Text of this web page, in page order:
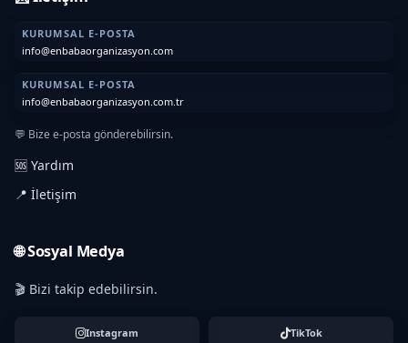
KURUMSAL E-POSTA
info@enbabaorganizasyon.com
KURUMSAL E-POSTA
info@enbabaorganizasyon.com.tr
💬 Bize e-posta gönderebilirsin.
🆘 Yardım
📍 İletişim
🌐 Sosyal Medya
🎬 Bizi takip edebilirsin.
Instagram TikTok